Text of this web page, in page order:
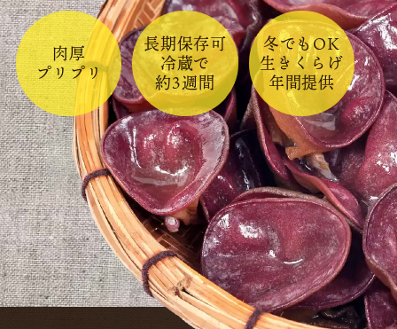
肉厚
プリプリ
長期保存可
冷蔵で
約3週間
冬でもOK
生きくらげ
年間提供